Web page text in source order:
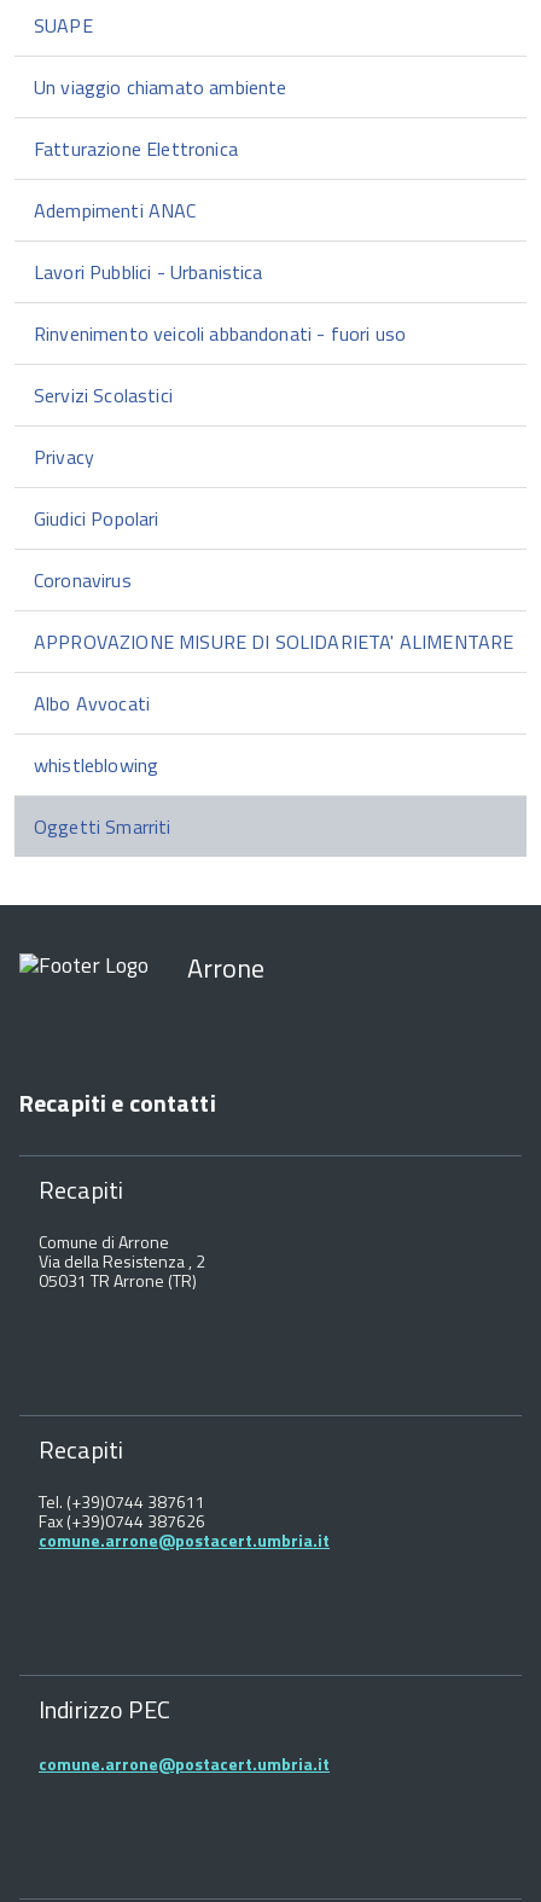
SUAPE
Un viaggio chiamato ambiente
Fatturazione Elettronica
Adempimenti ANAC
Lavori Pubblici - Urbanistica
Rinvenimento veicoli abbandonati - fuori uso
Servizi Scolastici
Privacy
Giudici Popolari
Coronavirus
APPROVAZIONE MISURE DI SOLIDARIETA' ALIMENTARE
Albo Avvocati
whistleblowing
Oggetti Smarriti
Arrone
Recapiti e contatti
Recapiti
Comune di Arrone
Via della Resistenza , 2
05031 TR Arrone (TR)
Recapiti
Tel. (+39)0744 387611
Fax (+39)0744 387626
comune.arrone@postacert.umbria.it
Indirizzo PEC
comune.arrone@postacert.umbria.it